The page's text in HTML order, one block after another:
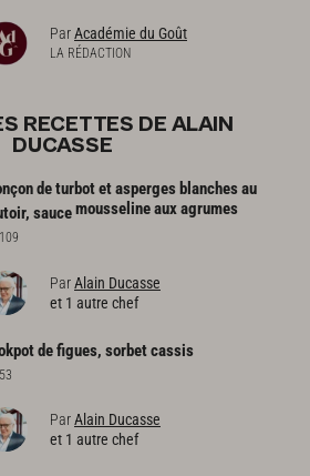
ParAcadémie du Goût
LA RÉDACTION
RECETTES DE ALAIN
DUCASSE
de turbot et asperges blanches au
saucemousseline aux agrumes
109
ParAlain Ducasse
et 1 autre chef
defigues, sorbetcassis
53
ParAlain Ducasse
et 1 autre chef